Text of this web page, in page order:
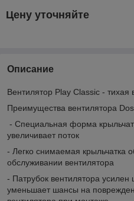
Цену уточняйте
Описание
Вентилятор Play Classic - тихая
Преимущества вентилятора
- Специальная форма
увеличивает поток
- Легко снимаемая крыльчатка
обслуживании вентилятора
- Патрубок вентилятора
уменьшает шансы на